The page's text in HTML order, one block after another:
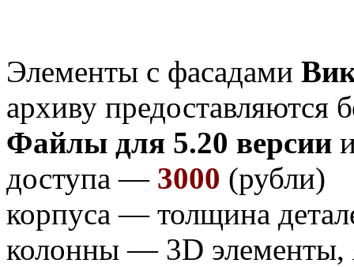
Элементы с фасадами
архиву предоставляются
Файлы для 5.20 версии
доступа — 3000 (рубли)
корпуса — толщина
колонны — 3D